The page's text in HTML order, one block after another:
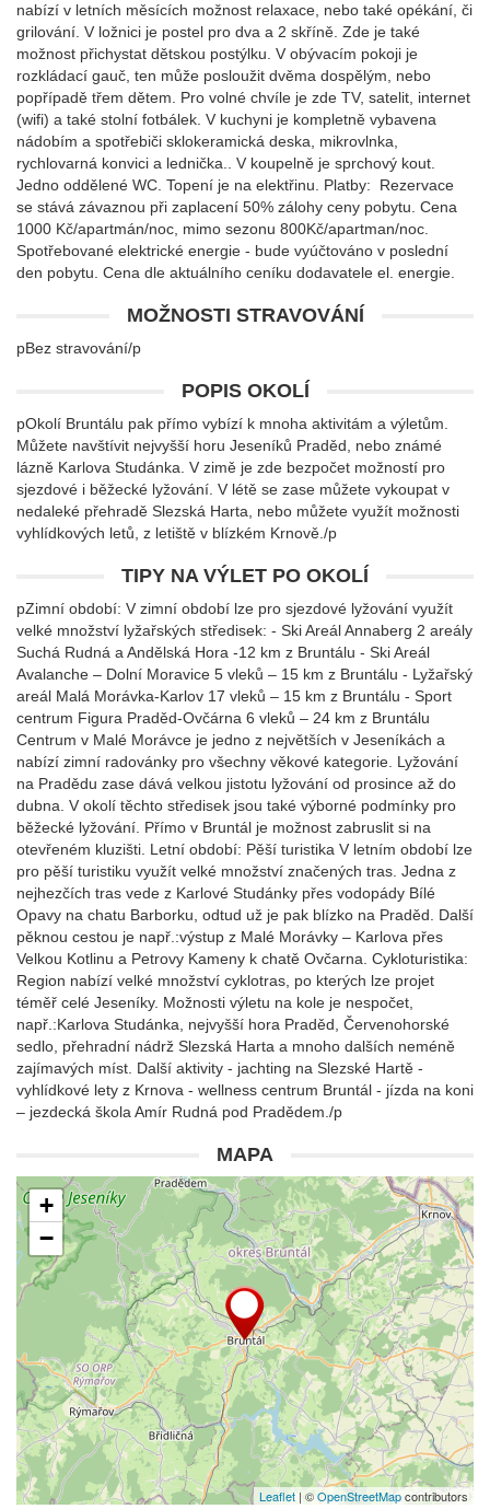
nabízí v letních měsících možnost relaxace, nebo také opékání, či
grilování. V ložnici je postel pro dva a 2 skříně. Zde je také
možnost přichystat dětskou postýlku. V obývacím pokoji je
rozkládací gauč, ten může posloužit dvěma dospělým, nebo
popřípadě třem dětem. Pro volné chvíle je zde TV, satelit, internet
(wifi) a také stolní fotbálek. V kuchyni je kompletně vybavena
nádobím a spotřebiči sklokeramická deska, mikrovlnka,
rychlovarná konvici a lednička.. V koupelně je sprchový kout.
Jedno oddělené WC. Topení je na elektřinu. Platby: Rezervace
se stává závaznou při zaplacení 50% zálohy ceny pobytu. Cena
1000 Kč/apartmán/noc, mimo sezonu 800Kč/apartman/noc.
Spotřebované elektrické energie - bude vyúčtováno v poslední
den pobytu. Cena dle aktuálního ceníku dodavatele el. energie.
MOŽNOSTI STRAVOVÁNÍ
pBez stravování/p
POPIS OKOLÍ
pOkolí Bruntálu pak přímo vybízí k mnoha aktivitám a výletům.
Můžete navštívit nejvyšší horu Jeseníků Praděd, nebo známé
lázně Karlova Studánka. V zimě je zde bezpočet možností pro
sjezdové i běžecké lyžování. V létě se zase můžete vykoupat v
nedaleké přehradě Slezská Harta, nebo můžete využít možnosti
vyhlídkových letů, z letiště v blízkém Krnově./p
TIPY NA VÝLET PO OKOLÍ
pZimní období: V zimní období lze pro sjezdové lyžování využít
velké množství lyžařských středisek: - Ski Areál Annaberg 2 areály
Suchá Rudná a Andělská Hora -12 km z Bruntálu - Ski Areál
Avalanche – Dolní Moravice 5 vleků – 15 km z Bruntálu - Lyžařský
areál Malá Morávka-Karlov 17 vleků – 15 km z Bruntálu - Sport
centrum Figura Praděd-Ovčárna 6 vleků – 24 km z Bruntálu
Centrum v Malé Morávce je jedno z největších v Jeseníkách a
nabízí zimní radovánky pro všechny věkové kategorie. Lyžování
na Pradědu zase dává velkou jistotu lyžování od prosince až do
dubna. V okolí těchto středisek jsou také výborné podmínky pro
běžecké lyžování. Přímo v Bruntál je možnost zabruslit si na
otevřeném kluzišti. Letní období: Pěší turistika V letním období lze
pro pěší turistiku využít velké množství značených tras. Jedna z
nejhezčích tras vede z Karlové Studánky přes vodopády Bílé
Opavy na chatu Barborku, odtud už je pak blízko na Praděd. Další
pěknou cestou je např.:výstup z Malé Morávky – Karlova přes
Velkou Kotlinu a Petrovy Kameny k chatě Ovčarna. Cykloturistika:
Region nabízí velké množství cyklotras, po kterých lze projet
téměř celé Jeseníky. Možnosti výletu na kole je nespočet,
např.:Karlova Studánka, nejvyšší hora Praděd, Červenohorské
sedlo, přehradní nádrž Slezská Harta a mnoho dalších neméně
zajímavých míst. Další aktivity - jachting na Slezské Hartě -
vyhlídkové lety z Krnova - wellness centrum Bruntál - jízda na koni
– jezdecká škola Amír Rudná pod Pradědem./p
MAPA
+
−
Leaflet | ©OpenStreetMapcontributors